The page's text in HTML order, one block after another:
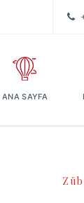
ANA SAYFA